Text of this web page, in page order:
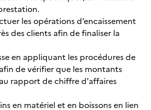
les opérations d’encaissement
des clients afin de finaliser la
en appliquant les procédures de
de vérifier que les montants
rapport de chiffre d'affaires
en matériel et en boissons en lien